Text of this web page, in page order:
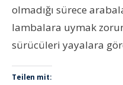
olmadığı sürece
lambalara uymak
sürücüleri yayalara
Teilen mit: